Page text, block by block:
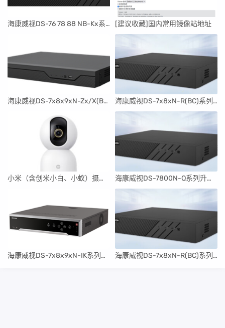
​海康威视DS-76 78 88 NB-Kx系列解绑萤石云专用固件刷机升级包V4.30.097build240401 [建议收藏]国内常用镜像站地址
海康威视DS-7x8x9xN-Zx/X(B)系列NVR程序升级包V4.82.100_240606(可解绑萤石云) 海康威视DS-7x8xN-R(BC)系列升级包V4.82.100 Build 240606(可解绑萤石云)
小米（含创米小白、小蚁）摄像头常用刷机升级固件 海康威视DS-7800N-Q系列升级包V4.76.015 build 240125（可解绑萤石云）
海康威视DS-7x8x9xN-IK系列升级包V4.74.210 build 240108 海康威视DS-7x8xN-R(BC)系列升级包V4.82.006 Build 240315(可解绑萤石云)